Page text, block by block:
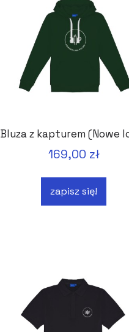
Bluza z kapturem (Nowe
169,00 zł
zapisz się!